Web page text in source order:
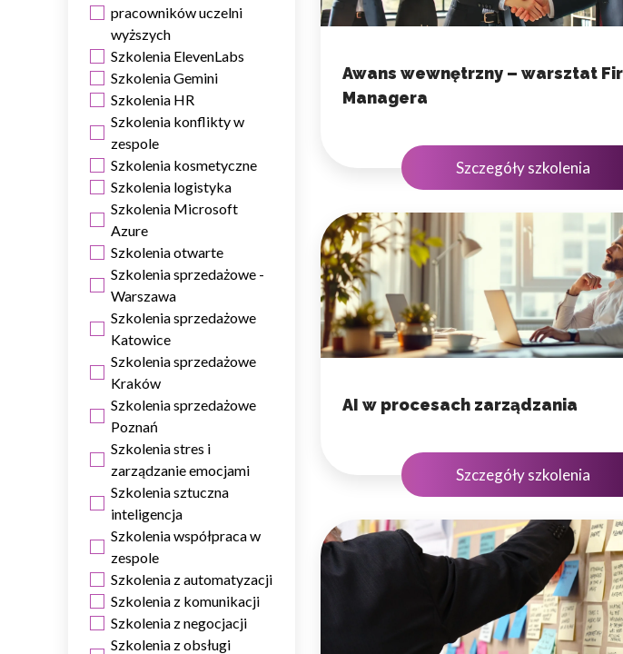
pracowników uczelni
wyższych
Szkolenia ElevenLabs
Szkolenia Gemini
Szkolenia HR
Szkolenia konflikty w
zespole
Szkolenia kosmetyczne
Szkolenia logistyka
Szkolenia Microsoft
Azure
Szkolenia otwarte
Szkolenia sprzedażowe -
Warszawa
Szkolenia sprzedażowe
Katowice
Szkolenia sprzedażowe
Kraków
Szkolenia sprzedażowe
Poznań
Szkolenia stres i
zarządzanie emocjami
Szkolenia sztuczna
inteligencja
Szkolenia współpraca w
zespole
Szkolenia z automatyzacji
Szkolenia z komunikacji
Szkolenia z negocjacji
Szkolenia z obsługi
Awans wewnętrzny – warsztat
Managera
Szczegóły szkolenia
AI w procesach zarządzania
Szczegóły szkolenia
Wykorzystujemy pliki cookie do spersonalizowania treści i reklam,
analitycznym. Partnerzy mogą połączyć te informacje z innymi
sposób bez nich. Te pliki cookie nie przechowują żadnych danych
Preferencje
Pliki cookie dotyczące preferencji umożliwiają stronie
np. preferowany język lub region, w którym znajduje się użytkownik.